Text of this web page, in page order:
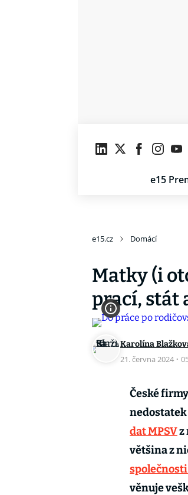
e15
e15.cz Domácí
Matky (i
prací, stát
Karolína
21. června 2024 ·
České
dat MPSVz
většina z
věnuje